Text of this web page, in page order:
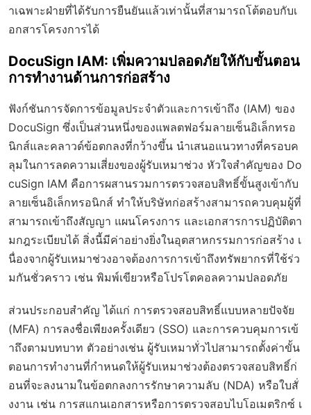
าเฉพาะฝ่ายที่ได้รับการยืนยันแล้วเท่านั้นที่สามารถโต้ตอบกับเ
อกสารโครงการได้
DocuSign IAM: เพิ่มความปลอดภัยให้กับขั้นตอน
การทำงานด้านการก่อสร้าง
ฟังก์ชันการจัดการข้อมูลประจำตัวและการเข้าถึง (IAM) ของ
DocuSign ซึ่งเป็นส่วนหนึ่งของแพลตฟอร์มลายเซ็นอิเล็กทรอ
นิกส์และคลาวด์ข้อตกลงที่กว้างขึ้น นำเสนอแนวทางที่ครอบค
ลุมในการลดความเสี่ยงของผู้รับเหมาช่วง หัวใจสำคัญของ Do
cuSign IAM คือการผสานรวมการตรวจสอบสิทธิ์ขั้นสูงเข้ากับ
ลายเซ็นอิเล็กทรอนิกส์ ทำให้บริษัทก่อสร้างสามารถควบคุมผู้ที่
สามารถเข้าถึงสัญญา แผนโครงการ และเอกสารการปฏิบัติตา
มกฎระเบียบได้ สิ่งนี้มีค่าอย่างยิ่งในอุตสาหกรรมการก่อสร้าง เ
นื่องจากผู้รับเหมาช่วงอาจต้องการการเข้าถึงทรัพยากรที่ใช้ร่ว
มกันชั่วคราว เช่น พิมพ์เขียวหรือโปรโตคอลความปลอดภัย
ส่วนประกอบสำคัญ ได้แก่ การตรวจสอบสิทธิ์แบบหลายปัจจัย
(MFA) การลงชื่อเพียงครั้งเดียว (SSO) และการควบคุมการเข้
าถึงตามบทบาท ตัวอย่างเช่น ผู้รับเหมาทั่วไปสามารถตั้งค่าขั้น
ตอนการทำงานที่กำหนดให้ผู้รับเหมาช่วงต้องตรวจสอบสิทธิ์ก่
อนที่จะลงนามในข้อตกลงการรักษาความลับ (NDA) หรือใบสั่
งงาน เช่น การสแกนเอกสารหรือการตรวจสอบไบโอเมตริกซ์ เ